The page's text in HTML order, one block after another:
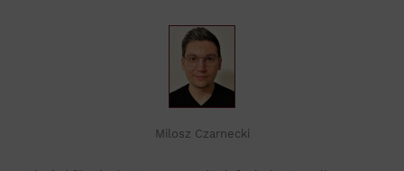
Milosz Czarnecki